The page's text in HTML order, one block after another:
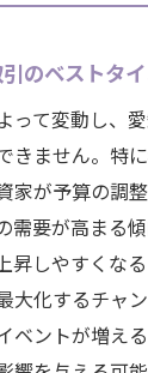
のベストタ
って変動し、
きません。特
家が予算の調
需要が高まる
昇しやすくな
大化するチャ
ベントが増え